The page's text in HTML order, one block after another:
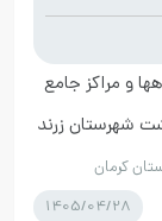
و مراکز جامع
کرمان
1405/04/28